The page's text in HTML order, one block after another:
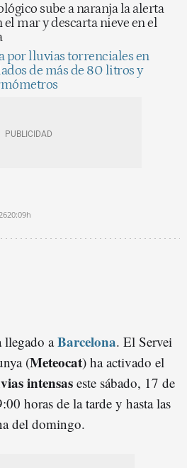
sube a naranja la alerta
mar y descarta nieve en el
por lluvias torrenciales en
de más de 80 litros y
20:09h
llegado aBarcelona. El Servei
(Meteocat) ha activado el
intensas este sábado, 17 de
horas de la tarde y hasta las
del domingo.